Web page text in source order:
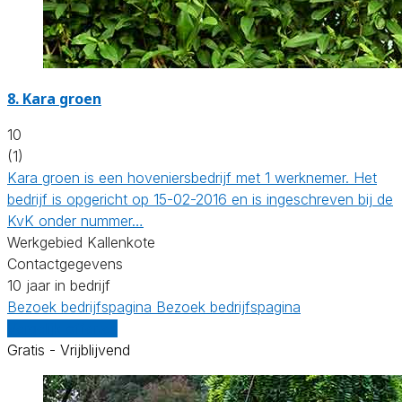
8. Kara groen
10
(1)
Kara groen is een hoveniersbedrijf met 1 werknemer. Het
bedrijf is opgericht op 15-02-2016 en is ingeschreven bij de
KvK onder nummer…
Werkgebied Kallenkote
Contactgegevens
10 jaar in bedrijf
Bezoek bedrijfspagina Bezoek bedrijfspagina
Gratis - Vrijblijvend